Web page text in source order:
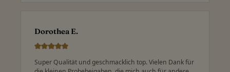
Dorothea E.
Super Qualität und geschmacklich top. Vielen Dank für